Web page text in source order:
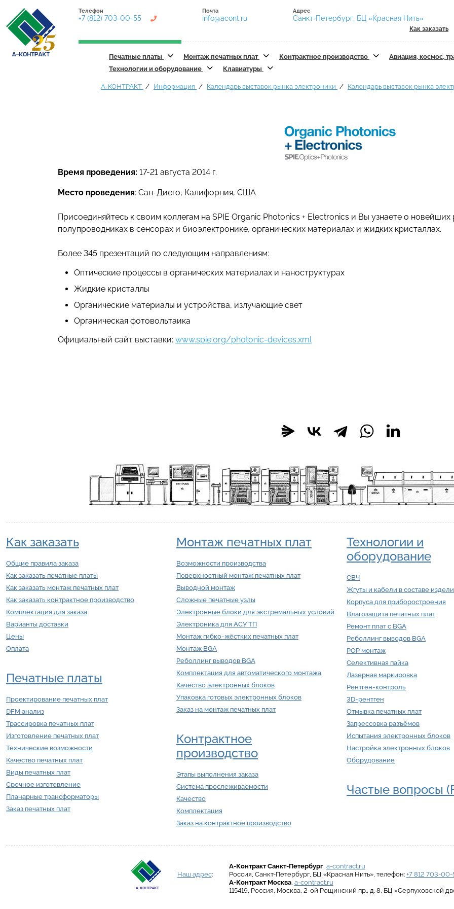
Телефон
+7 (812) 703-00-55
Почта
info@acont.ru
Адрес
Санкт-Петербург, БЦ «Красная Нить»
Как заказать
Печатные платы Монтаж печатных плат Контрактное производство Авиация, космос,
Технологии и оборудование
Клавиатуры
А-КОНТРАКТ Информация Календарь выставок рынка электроники Календарь выставок рынка
Время проведения: 17-21 августа 2014 г.
Место проведения: Сан-Диего, Калифорния, США
Присоединяйтесь к своим коллегам на SPIE Organic Photonics + Electronics и Вы узнаете о новейших
полупроводниках в сенсорах и биоэлектронике, органических материалах и жидких кристаллах.
Более 345 презентаций по следующим направлениям:
Оптические процессы в органических материалах и наноструктурах
Жидкие кристаллы
Органические материалы и устройства, излучающие свет
Органическая фотовольтаика
Официальный сайт выставки: www.spie.org/photonic-devices.xml
Как заказать
Общие правила заказа
Как заказать печатные платы
Как заказать монтаж печатных плат
Как заказать контрактное производство
Комплектация для заказа
Варианты доставки
Цены
Оплата
Печатные платы
Проектирование печатных плат
DFM анализ
Трассировка печатных плат
Изготовление печатных плат
Технические возможности
Качество печатных плат
Виды печатных плат
Срочное изготовление
Планарные трансформаторы
Заказ печатных плат
Монтаж печатных плат
Возможности производства
Поверхностный монтаж печатных плат
Выводной монтаж
Сложные печатные узлы
Электронные блоки для экстремальных условий
Электроника для АСУ ТП
Монтаж гибко-жёстких печатных плат
Монтаж BGA
Реболлинг выводов BGA
Комплектация для автоматического монтажа
Качество электронных блоков
Упаковка готовых электронных блоков
Заказ на монтаж печатных плат
Контрактное
производство
Этапы выполнения заказа
Система прослеживаемости
Качество
Комплектация
Заказ на контрактное производство
Технологии и
оборудование
СВЧ
Жгуты и кабели в составе
Корпуса для приборостроения
Влагозащита печатных плат
Ремонт плат с BGA
Реболлинг выводов BGA
POP монтаж
Селективная пайка
Лазерная маркировка
Рентген-контроль
3D-рентген
Отмывка печатных плат
Запрессовка разъёмов
Испытания электронных блоков
Настройка электронных блоков
Оборудование
Частые вопросы
Наш адрес:
А-Контракт Санкт-Петербург, a-contract.ru
Россия, Санкт-Петербург, БЦ «Красная Нить», телефон: +7 812 703-00-
А-Контракт Москва, a-contract.ru
115419, Россия, Москва, 2-ой Рощинский пр., д. 8, БЦ «Серпуховской